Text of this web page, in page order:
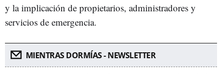
y la implicación de propietarios, administradores y
servicios de emergencia.
MIENTRAS DORMÍAS - NEWSLETTER